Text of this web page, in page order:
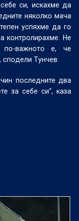
си, искахме да
няколко мача
успяхме да го
контролирахме. Не
по-важното е, че
Тунчев.
последните два
за себе си“, каза